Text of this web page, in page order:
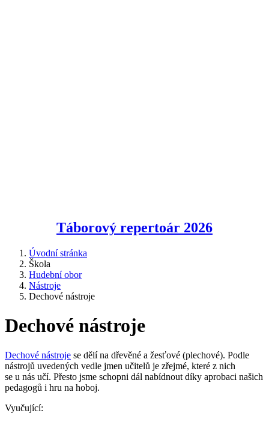
Táborový repertoár 2026
Úvodní stránka
Škola
Hudební obor
Nástroje
Dechové nástroje
Dechové nástroje
Dechové nástroje se dělí na dřevěné a žesťové (plechové). Podle
nástrojů uvedených vedle jmen učitelů je zřejmé, které z nich
se u nás učí. Přesto jsme schopni dál nabídnout díky aprobaci našich
pedagogů i hru na hoboj.
Vyučující: